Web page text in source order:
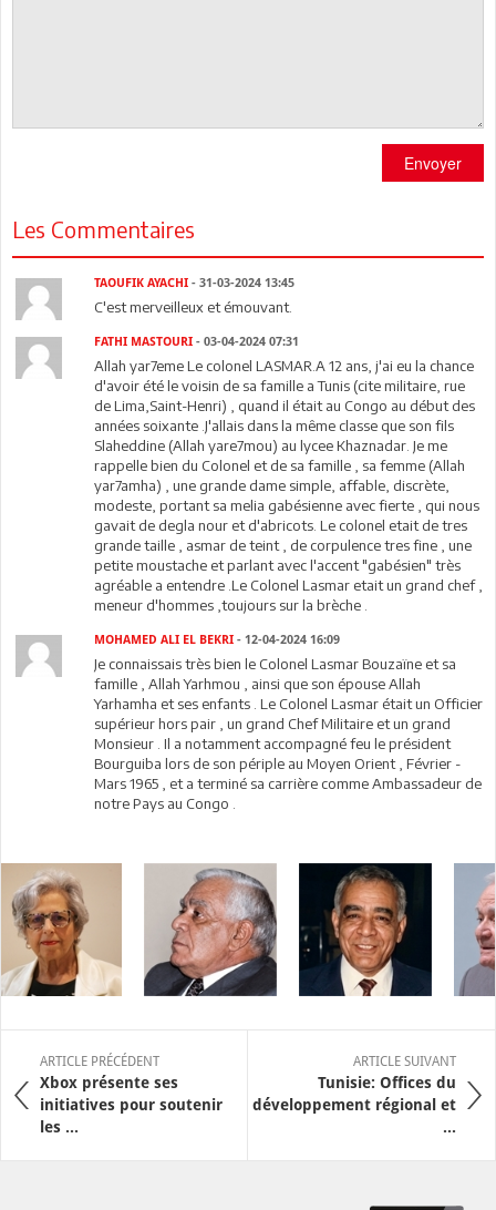
Envoyer
Les Commentaires
TAOUFIK AYACHI- 31-03-2024 13:45
C'est merveilleux et émouvant.
FATHI MASTOURI - 03-04-2024 07:31
Allah yar7eme Le colonel LASMAR.A 12 ans, j'ai eu la chance
d'avoir été le voisin de sa famille a Tunis (cite militaire, rue
de Lima,Saint-Henri) , quand il était au Congo au début des
années soixante .J'allais dans la même classe que son fils
Slaheddine (Allah yare7mou) au lycee Khaznadar. Je me
rappelle bien du Colonel et de sa famille , sa femme (Allah
yar7amha) , une grande dame simple, affable, discrète,
modeste, portant sa melia gabésienne avec fierte , qui nous
gavait de degla nour et d'abricots. Le colonel etait de tres
grande taille , asmar de teint , de corpulence tres fine , une
petite moustache et parlant avec l'accent "gabésien" très
agréable a entendre .Le Colonel Lasmar etait un grand chef ,
meneur d'hommes ,toujours sur la brèche .
MOHAMED ALI EL BEKRI- 12-04-2024 16:09
Je connaissais très bien le Colonel Lasmar Bouzaïne et sa
famille , Allah Yarhmou , ainsi que son épouse Allah
Yarhamha et ses enfants . Le Colonel Lasmar était un Officier
supérieur hors pair , un grand Chef Militaire et un grand
Monsieur . Il a notamment accompagné feu le président
Bourguiba lors de son périple au Moyen Orient , Février -
Mars 1965 , et a terminé sa carrière comme Ambassadeur de
notre Pays au Congo .
ARTICLE PRÉCÉDENT
Xbox présente ses
initiatives pour soutenir
les ...
ARTICLE SUIVANT
Tunisie: Offices du
développement régional et
...